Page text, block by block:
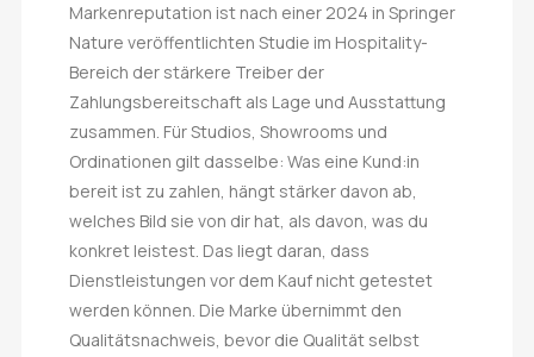
Markenreputation ist nach einer 2024 in Springer
Nature veröffentlichten Studie im Hospitality-
Bereich der stärkere Treiber der
Zahlungsbereitschaft als Lage und Ausstattung
zusammen. Für Studios, Showrooms und
Ordinationen gilt dasselbe: Was eine Kund:in
bereit ist zu zahlen, hängt stärker davon ab,
welches Bild sie von dir hat, als davon, was du
konkret leistest. Das liegt daran, dass
Dienstleistungen vor dem Kauf nicht getestet
werden können. Die Marke übernimmt den
Qualitätsnachweis, bevor die Qualität selbst